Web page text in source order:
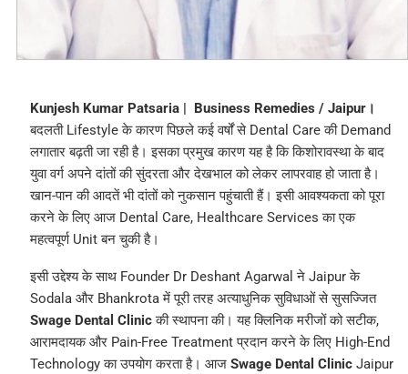
Kunjesh Kumar Patsaria | Business Remedies / Jaipur।
बदलती Lifestyle के कारण पिछले कई वर्षों से Dental Care की Demand
लगातार बढ़ती जा रही है। इसका प्रमुख कारण यह है कि किशोरावस्था के बाद
युवा वर्ग अपने दांतों की सुंदरता और देखभाल को लेकर लापरवाह हो जाता है।
खान-पान की आदतें भी दांतों को नुकसान पहुंचाती हैं। इसी आवश्यकता को पूरा
करने के लिए आज Dental Care, Healthcare Services का एक
महत्वपूर्ण Unit बन चुकी है।
इसी उद्देश्य के साथ Founder Dr Deshant Agarwal ने Jaipur के
Sodala और Bhankrota में पूरी तरह अत्याधुनिक सुविधाओं से सुसज्जित
Swage Dental Clinicकी स्थापना की। यह क्लिनिक मरीजों को सटीक,
आरामदायक और Pain-Free Treatment प्रदान करने के लिए High-End
Technology का उपयोग करता है। आज Swage Dental ClinicJaipur